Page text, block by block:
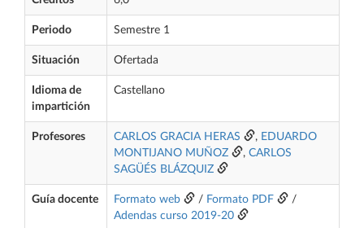
Periodo Semestre 1
Situación Ofertada
Idioma de
impartición
Castellano
Profesores CARLOS GRACIA HERAS , EDUARDO
MONTIJANO MUÑOZ
, CARLOS
SAGÜÉS BLÁZQUIZ
Guía docente Formato web / Formato PDF
/
Adendas curso 2019-20